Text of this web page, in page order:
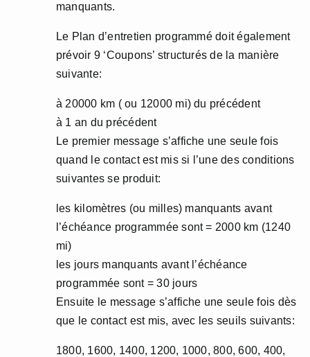
manquants.
Le Plan d’entretien programmé doit également
prévoir 9 ‘Coupons’ structurés de la manière
suivante:
à 20000 km ( ou 12000 mi) du précédent
à 1 an du précédent
Le premier message s’affiche une seule fois
quand le contact est mis si l’une des conditions
suivantes se produit:
les kilomètres (ou milles) manquants avant
l’échéance programmée sont = 2000 km (1240
mi)
les jours manquants avant l’échéance
programmée sont = 30 jours
Ensuite le message s’affiche une seule fois dès
que le contact est mis, avec les seuils suivants:
1800, 1600, 1400, 1200, 1000, 800, 600, 400,